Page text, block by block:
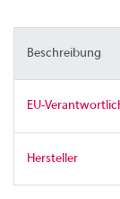
Beschreibung
EU-
Hersteller